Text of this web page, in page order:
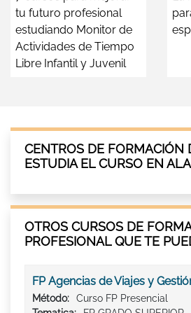
tu futuro profesional
estudiando Monitor de
Actividades de Tiempo
Libre Infantil y Juvenil
CENTROS DE FORMACIÓN
ESTUDIA EL CURSO EN
OTROS CURSOS DE
PROFESIONAL QUE TE
FP Agencias de Viajes y
Método:
Curso FP Presencial